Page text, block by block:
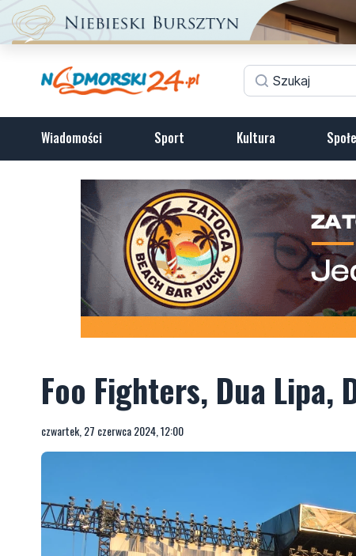
Wiadomości Sport Kultura
Foo Fighters, Dua Lipa,
czwartek, 27 czerwca 2024, 12:00